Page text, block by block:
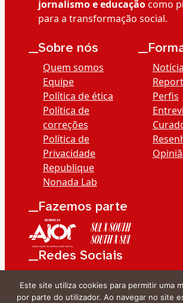
jornalismo e educaçãocomo
para a transformação social.
__Sobre nós
Quem somos
Equipe
Política de ética
Política de
correções
Política de
Privacidade
Republique
Nonada Lab
Perfis
__Fazemos parte
__Redes Sociais
Este site utiliza cookies para permitir uma
por parte do utilizador. Ao navegar no site